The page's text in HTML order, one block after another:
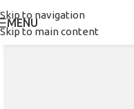
Skip to navigation
Skip to main content
MENU